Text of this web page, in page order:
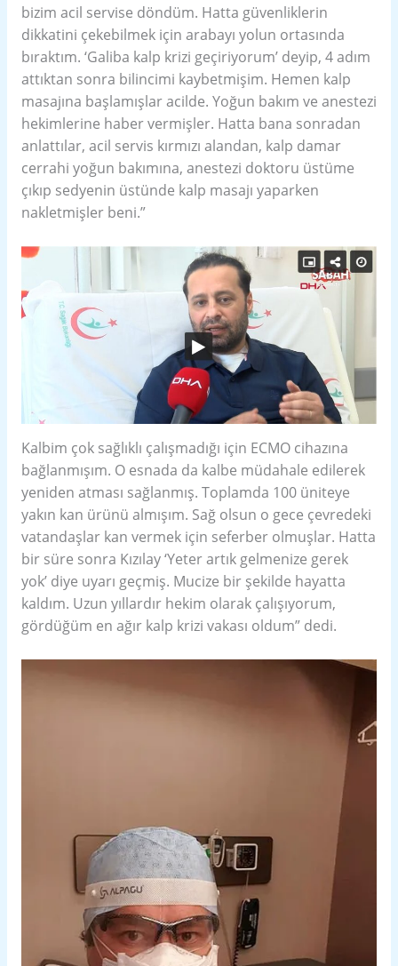
bizim acil servise döndüm. Hatta güvenliklerin
dikkatini çekebilmek için arabayı yolun ortasında
bıraktım. ‘Galiba kalp krizi geçiriyorum’ deyip, 4 adım
attıktan sonra bilincimi kaybetmişim. Hemen kalp
masajına başlamışlar acilde. Yoğun bakım ve anestezi
hekimlerine haber vermişler. Hatta bana sonradan
anlattılar, acil servis kırmızı alandan, kalp damar
cerrahi yoğun bakımına, anestezi doktoru üstüme
çıkıp sedyenin üstünde kalp masajı yaparken
nakletmişler beni.”
Kalbim çok sağlıklı çalışmadığı için ECMO cihazına
bağlanmışım. O esnada da kalbe müdahale edilerek
yeniden atması sağlanmış. Toplamda 100 üniteye
yakın kan ürünü almışım. Sağ olsun o gece çevredeki
vatandaşlar kan vermek için seferber olmuşlar. Hatta
bir süre sonra Kızılay ‘Yeter artık gelmenize gerek
yok’ diye uyarı geçmiş. Mucize bir şekilde hayatta
kaldım. Uzun yıllardır hekim olarak çalışıyorum,
gördüğüm en ağır kalp krizi vakası oldum” dedi.